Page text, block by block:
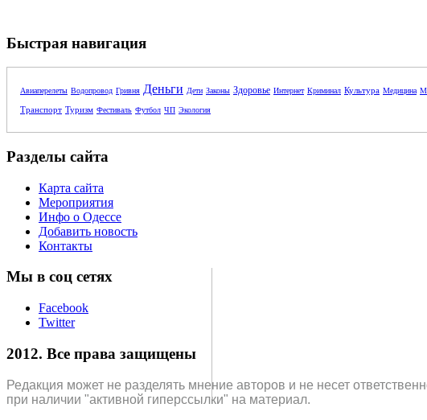
Быстрая навигация
Авиаперелеты Водопровод Гривня Деньги Дети Законы Здоровье Интернет Криминал Культура Медицина
Транспорт Туризм Фестиваль Футбол ЧП Экология
Разделы сайта
Карта сайта
Мероприятия
Инфо о Одессе
Добавить новость
Контакты
Мы в соц сетях
Facebook
Twitter
2012. Все права защищены
Редакция может не разделять мнение авторов и не несет
при наличии "активной гиперссылки" на материал.